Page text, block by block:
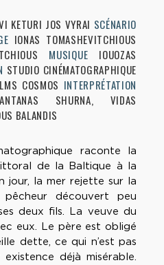
KETURI JOS VYRAI SCÉNARIO
IONAS TOMASHEVITCHIOUS
MUSIQUE IOUOZAS
STUDIO CINÉMATOGRAPHIQUE
COSMOS INTERPRÉTATION
SHURNA, VIDAS
BALANDIS
raconte la
de la Baltique à la
jour, la mer rejette sur la
découvert peu
deux fils. La veuve du
eux. Le père est obligé
dette, ce qui n’est pas
déjà misérable.